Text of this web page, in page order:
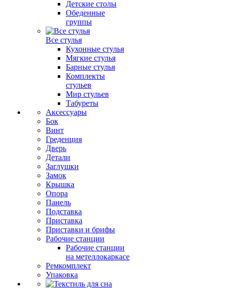
Детские столы
Обеденные
группы
Все стулья
Кухонные стулья
Мягкие стулья
Барные стулья
Комплекты
стульев
Мир стульев
Табуреты
Аксессуары
Бок
Винт
Греденция
Дверь
Детали
Заглушки
Замок
Крышка
Опора
Панель
Подставка
Приставка
Приставки и брифы
Рабочие станции
Рабочие станции
на метеллокаркасе
Ремкомплект
Упаковка